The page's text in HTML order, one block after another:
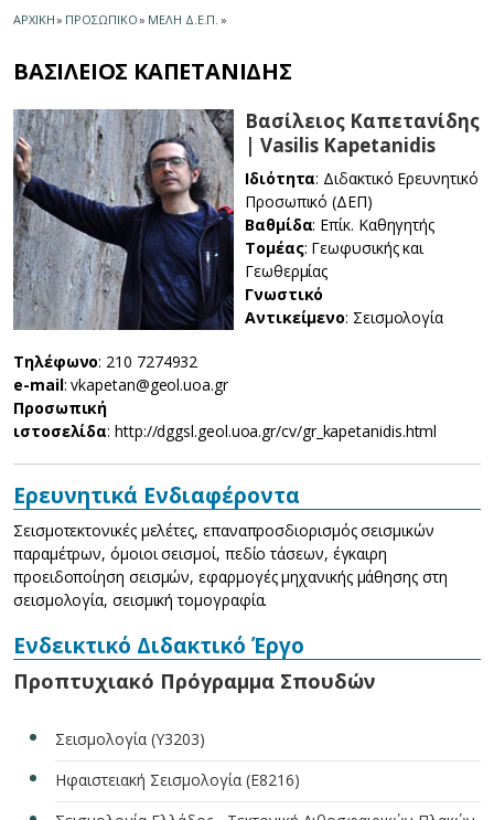
ΑΡΧΙΚΗ» ΠΡΟΣΩΠΙΚΟ» ΜΕΛΗ Δ.Ε.Π. »
ΒΑΣΙΛΕΙΟΣ ΚΑΠΕΤΑΝΙΔΗΣ
Βασίλειος Καπετανίδης
| Vasilis Kapetanidis
Ιδιότητα: Διδακτικό Ερευνητικό
Προσωπικό (ΔΕΠ)
Βαθμίδα: Επίκ. Καθηγητής
Τομέας: Γεωφυσικής και
Γεωθερμίας
Γνωστικό
Αντικείμενο: Σεισμολογία
Τηλέφωνο: 210 7274932
e-mail: vkapetan@geol.uoa.gr
Προσωπική
ιστοσελίδα: http://dggsl.geol.uoa.gr/cv/gr_kapetanidis.html
Ερευνητικά Ενδιαφέροντα
Σεισμοτεκτονικές μελέτες, επαναπροσδιορισμός σεισμικών
παραμέτρων, όμοιοι σεισμοί, πεδίο τάσεων, έγκαιρη
προειδοποίηση σεισμών, εφαρμογές μηχανικής μάθησης στη
σεισμολογία, σεισμική τομογραφία.
Ενδεικτικό Διδακτικό Έργο
Προπτυχιακό Πρόγραμμα Σπουδών
Σεισμολογία (Υ3203)
Ηφαιστειακή Σεισμολογία (Ε8216)